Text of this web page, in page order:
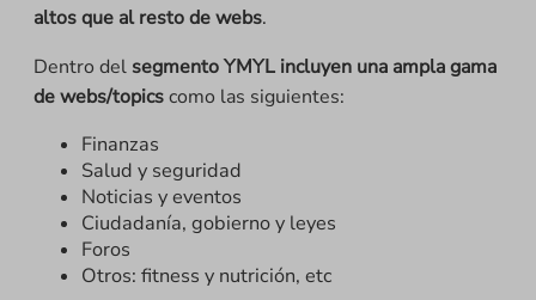
altos que al resto de webs.
Dentro del segmento YMYL incluyen una ampla gama
de webs/topicscomo las siguientes:
Finanzas
Salud y seguridad
Noticias y eventos
Ciudadanía, gobierno y leyes
Foros
Otros: fitness y nutrición, etc